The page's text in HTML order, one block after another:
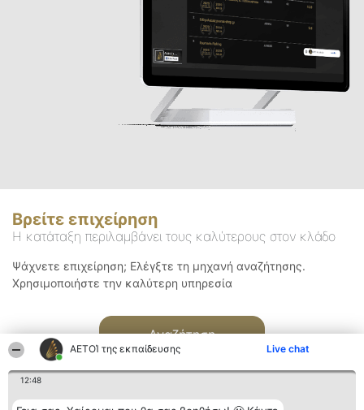
ΑΕΤΟΊ της εκπαίδευσης Live chat
12:48
Βρείτε επιχείρηση
Η κατάταξη περιλαμβάνει τους καλύτερους στον κλάδο
Ψάχνετε επιχείρηση; Ελέγξτε τη μηχανή αναζήτησης.
Χρησιμοποιήστε την καλύτερη υπηρεσία
Αναζήτηση